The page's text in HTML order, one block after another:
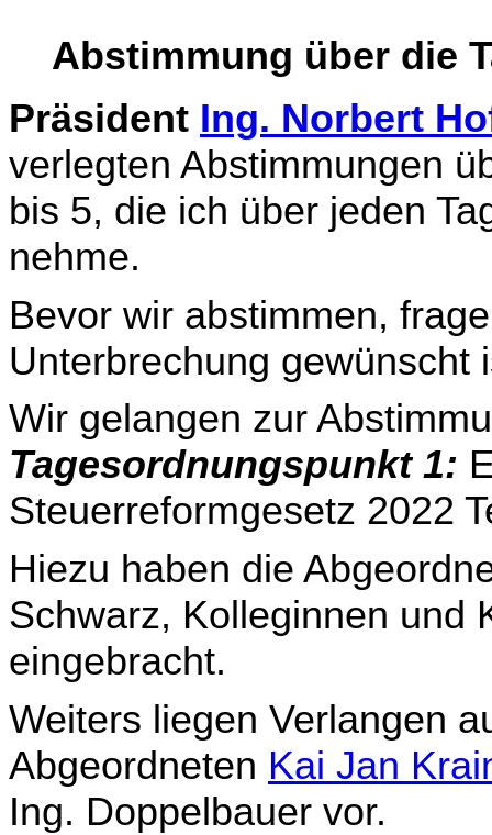
Abstimmung über die
Präsident Ing. Norbert
verlegten Abstimmungen
bis 5, die ich über jeden
nehme.
Bevor wir abstimmen,
Unterbrechung gewünscht
Wir gelangen zur
Tagesordnungspunkt 1:
Steuerreformgesetz 2022
Hiezu haben die
Schwarz, Kolleginnen und
eingebracht.
Weiters liegen Verlangen
Abgeordneten Kai Jan
Ing. Doppelbauer vor.